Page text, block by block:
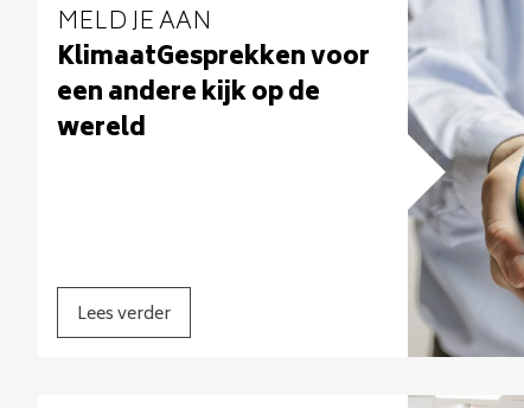
MELD JE AAN
KlimaatGesprekken voor
een andere kijk op de
wereld
Lees verder